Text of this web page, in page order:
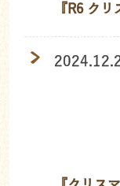
『R6 クリ